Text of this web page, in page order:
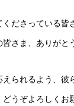
最高の立地
ださっている皆
さま、ありがと
えられるよう、彼
うぞよろしくお